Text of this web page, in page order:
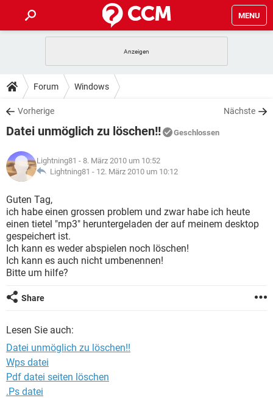
MENU
ANDROID
WINDOWS 10
WHATSAPP TIKTOK
FACEBOOK
TIPPS & TRICKS
SPIELE
WHATSAPP TIKTOK
FACEBOOK
DOWNLOADS
SPIELE STREAMING
ANDROID
WINDOWS 10 INSTAGRAM
WHATSAPP
FACEBOOK HARDWARE
SPIELE STREAMING
ANDROID
WINDOWS 10
WHATSAPP TIKTOK
FACEBOOK HARDWARE
LEXIKON
SPIELE
ANDROID IOS
WINDOWS 10
WHATSAPP TIKTOK
FACEBOOK
Forum Windows
Vorherige Nächste
Datei unmöglich zu löschen!! Geschlossen
Lightning81 - 8. März 2010 um 10:52
Lightning81 - 12. März 2010 um 10:12
Guten Tag,
ich habe einen grossen problem und zwar habe ich heute
einen tietel "mp3" heruntergeladen der auf meinem desktop
gespeichert ist.
Ich kann es weder abspielen noch löschen!
Ich kann es auch nicht umbenennen!
Bitte um hilfe?
Share
Lesen Sie auch:
Datei unmöglich zu löschen!!
Wps datei
Pdf datei seiten löschen
.Ps datei